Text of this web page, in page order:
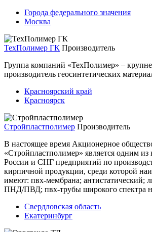
Города федерального значения
Москва
ТехПолимер ГК Производитель
Группа компаний «ТехПолимер» –
производитель геосинтетических
Красноярский край
Красноярск
Стройпластполимер Производитель
В настоящее время Акционерное
«Стройпластполимер» является одним
России и СНГ предприятий по
кирпичной продукции, среди которой
имеют: пвх-мембрана; антистатический;
ПНД/ПВД; пвх-трубы широкого спектра
Свердловская область
Екатеринбург